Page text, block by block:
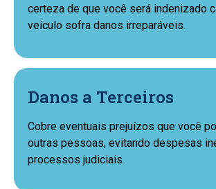
certeza de que você será indenizado
veículo sofra danos irreparáveis.
Danos a Terceiros
Cobre eventuais prejuízos que você
outras pessoas, evitando despesas
processos judiciais.